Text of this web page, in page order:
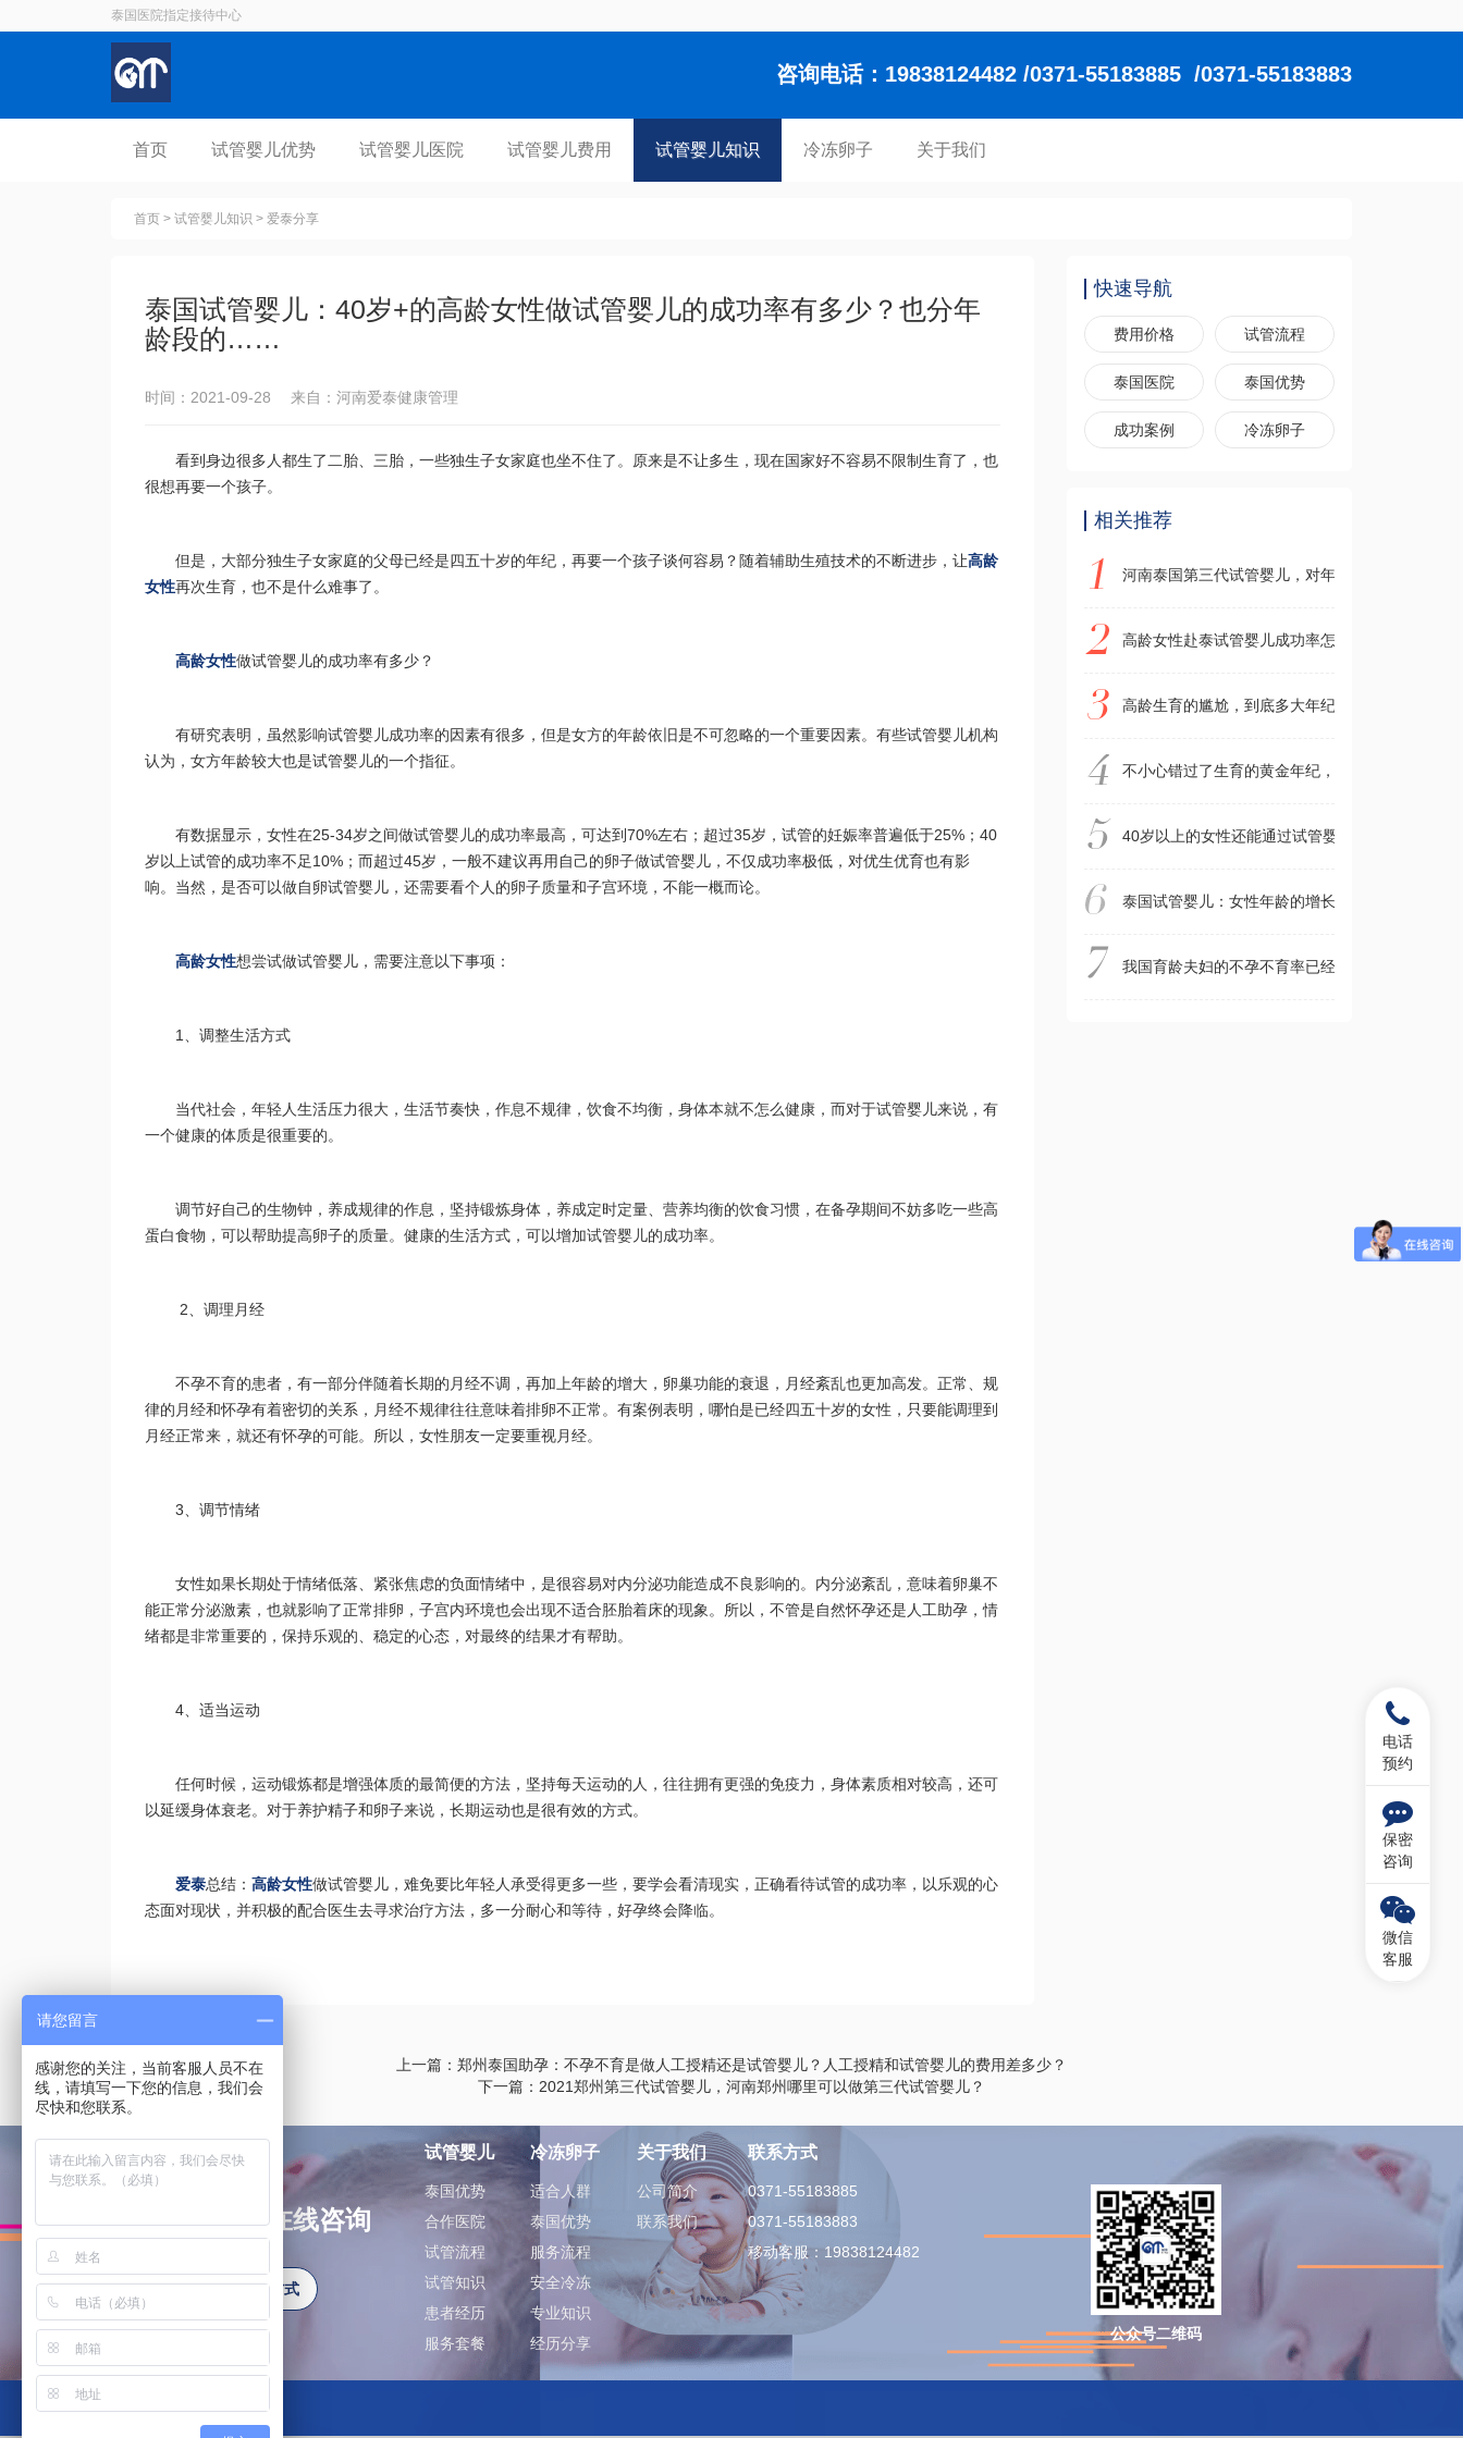
泰国医院指定接待中心
咨询电话：19838124482 /0371-55183885 /0371-55183883
首页 试管婴儿优势 试管婴儿医院 试管婴儿费用 试管婴儿知识 冷冻卵子 关于我们
首页 > 试管婴儿知识 > 爱泰分享
泰国试管婴儿：40岁+的高龄女性做试管婴儿的成功率有多少？也分年
龄段的……
时间：2021-09-28 来自：河南爱泰健康管理
看到身边很多人都生了二胎、三胎，一些独生子女家庭也坐不住了。原来是不让多生，现在国家好不容易不限制生育了，也
很想再要一个孩子。
但是，大部分独生子女家庭的父母已经是四五十岁的年纪，再要一个孩子谈何容易？随着辅助生殖技术的不断进步，让高龄
女性再次生育，也不是什么难事了。
高龄女性做试管婴儿的成功率有多少？
有研究表明，虽然影响试管婴儿成功率的因素有很多，但是女方的年龄依旧是不可忽略的一个重要因素。有些试管婴儿机构
认为，女方年龄较大也是试管婴儿的一个指征。
有数据显示，女性在25-34岁之间做试管婴儿的成功率最高，可达到70%左右；超过35岁，试管的妊娠率普遍低于25%；40
岁以上试管的成功率不足10%；而超过45岁，一般不建议再用自己的卵子做试管婴儿，不仅成功率极低，对优生优育也有影
响。当然，是否可以做自卵试管婴儿，还需要看个人的卵子质量和子宫环境，不能一概而论。
高龄女性想尝试做试管婴儿，需要注意以下事项：
1、调整生活方式
当代社会，年轻人生活压力很大，生活节奏快，作息不规律，饮食不均衡，身体本就不怎么健康，而对于试管婴儿来说，有
一个健康的体质是很重要的。
调节好自己的生物钟，养成规律的作息，坚持锻炼身体，养成定时定量、营养均衡的饮食习惯，在备孕期间不妨多吃一些高
蛋白食物，可以帮助提高卵子的质量。健康的生活方式，可以增加试管婴儿的成功率。
2、调理月经
不孕不育的患者，有一部分伴随着长期的月经不调，再加上年龄的增大，卵巢功能的衰退，月经紊乱也更加高发。正常、规
律的月经和怀孕有着密切的关系，月经不规律往往意味着排卵不正常。有案例表明，哪怕是已经四五十岁的女性，只要能调理到
月经正常来，就还有怀孕的可能。所以，女性朋友一定要重视月经。
3、调节情绪
女性如果长期处于情绪低落、紧张焦虑的负面情绪中，是很容易对内分泌功能造成不良影响的。内分泌紊乱，意味着卵巢不
能正常分泌激素，也就影响了正常排卵，子宫内环境也会出现不适合胚胎着床的现象。所以，不管是自然怀孕还是人工助孕，情
绪都是非常重要的，保持乐观的、稳定的心态，对最终的结果才有帮助。
4、适当运动
任何时候，运动锻炼都是增强体质的最简便的方法，坚持每天运动的人，往往拥有更强的免疫力，身体素质相对较高，还可
以延缓身体衰老。对于养护精子和卵子来说，长期运动也是很有效的方式。
爱泰总结： 高龄女性做试管婴儿，难免要比年轻人承受得更多一些，要学会看清现实，正确看待试管的成功率，以乐观的心
态面对现状，并积极的配合医生去寻求治疗方法，多一分耐心和等待，好孕终会降临。
快速导航
费用价格 试管流程
泰国医院 泰国优势
成功案例 冷冻卵子
相关推荐
河南泰国第三代试管婴儿，对年龄有限制吗？高
高龄女性赴泰试管婴儿成功率怎么样？年龄成生育
高龄生育的尴尬，到底多大年纪才不能生育？如
不小心错过了生育的黄金年纪，高龄女性还有机
40岁以上的女性还能通过试管婴儿怀孕吗？河南
泰国试管婴儿：女性年龄的增长会增加试管婴儿
我国育龄夫妇的不孕不育率已经攀升至约12%到
上一篇：郑州泰国助孕：不孕不育是做人工授精还是试管婴儿？人工授精和试管婴儿的费用差多少？
下一篇：2021郑州第三代试管婴儿，河南郑州哪里可以做第三代试管婴儿？
电话
预约
保密
咨询
微信
客服
如有问题可在线咨询
更多联系方式
试管婴儿
泰国优势
合作医院
试管流程
试管知识
患者经历
服务套餐
冷冻卵子
适合人群
泰国优势
服务流程
安全冷冻
专业知识
经历分享
关于我们
公司简介
联系我们
联系方式
0371-55183885
0371-55183883
移动客服：19838124482
公众号二维码
请您留言
感谢您的关注，当前客服人员不在
线，请填写一下您的信息，我们会
尽快和您联系。